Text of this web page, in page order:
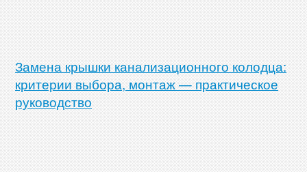
Замена крышки канализационного колодца:
критерии выбора, монтаж — практическое
руководство